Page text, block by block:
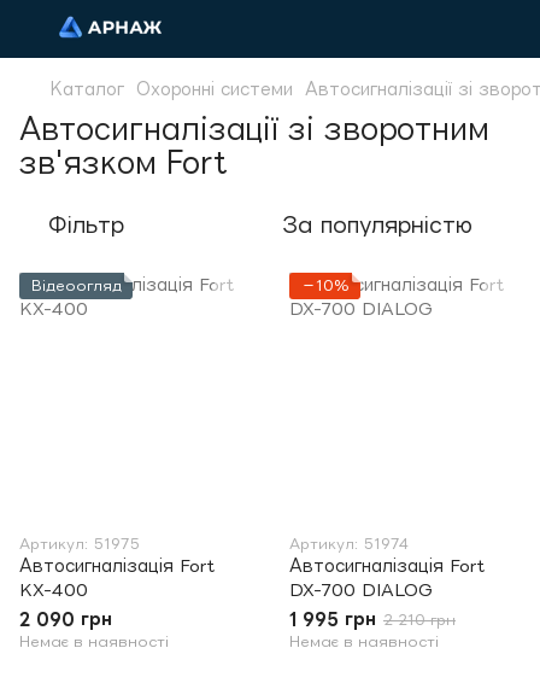
Каталог Охоронні системи Автосигналізації зі
Автосигналізації зі зворотним
зв'язком Fort
Фільтр За популярністю
Відеоогляд
Артикул: 51975
Автосигналізація Fort
KX-400
2 090 грн
Немає в наявності
−10%
Артикул: 51974
Автосигналізація Fort
DX-700 DIALOG
1 995 грн 2 210 грн
Немає в наявності